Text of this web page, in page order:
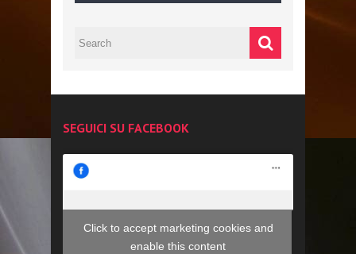
SEGUICI SU FACEBOOK
Click to accept marketing cookies and
enable this content